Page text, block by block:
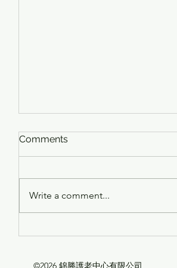
誼日❤️
Comments
Write a comment...
©2026 錦勝護老中心有限公司